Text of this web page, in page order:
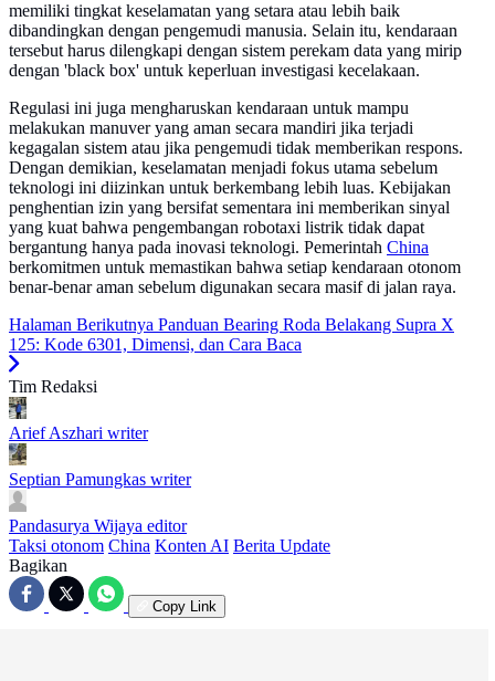
memiliki tingkat keselamatan yang setara atau lebih baik
dibandingkan dengan pengemudi manusia. Selain itu, kendaraan
tersebut harus dilengkapi dengan sistem perekam data yang mirip
dengan 'black box' untuk keperluan investigasi kecelakaan.
Regulasi ini juga mengharuskan kendaraan untuk mampu
melakukan manuver yang aman secara mandiri jika terjadi
kegagalan sistem atau jika pengemudi tidak memberikan respons.
Dengan demikian, keselamatan menjadi fokus utama sebelum
teknologi ini diizinkan untuk berkembang lebih luas. Kebijakan
penghentian izin yang bersifat sementara ini memberikan sinyal
yang kuat bahwa pengembangan robotaxi listrik tidak dapat
bergantung hanya pada inovasi teknologi. Pemerintah China
berkomitmen untuk memastikan bahwa setiap kendaraan otonom
benar-benar aman sebelum digunakan secara masif di jalan raya.
Halaman Berikutnya Panduan Bearing Roda Belakang Supra X
125: Kode 6301, Dimensi, dan Cara Baca
Tim Redaksi
Arief Aszhari writer
Septian Pamungkas writer
Pandasurya Wijaya editor
Taksi otonom China Konten AI Berita Update
Bagikan
Copy Link